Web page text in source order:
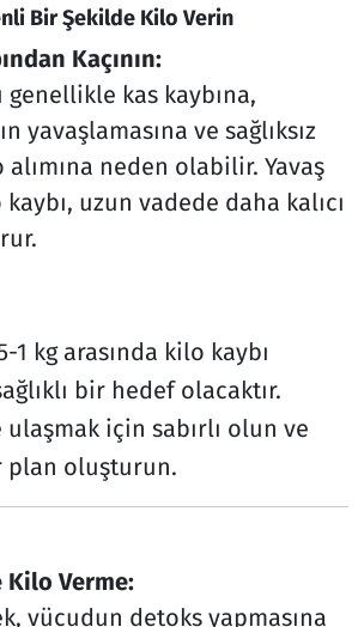
Bir Şekilde Kilo Verin
Kaçının:
genellikle kas kaybına,
yavaşlamasına ve sağlıksız
neden olabilir. Yavaş
uzun vadede daha kalıcı
1 kg arasında kilo kaybı
bir hedef olacaktır.
için sabırlı olun ve
plan oluşturun.
Kilo Verme:
vücudun detoks yapmasına